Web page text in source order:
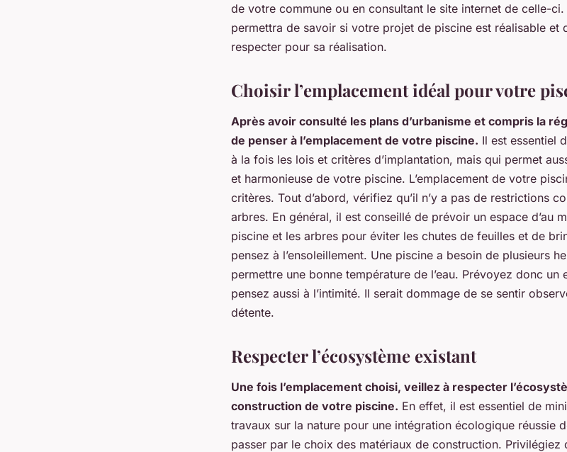
de votre commune ou en consultant le site internet de celle-
permettra de savoir si votre projet de piscine est réalisable et
respecter pour sa réalisation.
Choisir l’emplacement idéal pour votre
Après avoir consulté les plans d’urbanisme et compris la
de penser à l’emplacement de votre piscine. Il est essentiel
à la fois les lois et critères d’implantation, mais qui permet
et harmonieuse de votre piscine. L’emplacement de votre
critères. Tout d’abord, vérifiez qu’il n’y a pas de restrictions
arbres. En général, il est conseillé de prévoir un espace d’au
piscine et les arbres pour éviter les chutes de feuilles et de
pensez à l’ensoleillement. Une piscine a besoin de plusieurs
permettre une bonne température de l’eau. Prévoyez donc un
pensez aussi à l’intimité. Il serait dommage de se sentir
détente.
Respecter l’écosystème existant
Une fois l’emplacement choisi, veillez à respecter
construction de votre piscine. En effet, il est essentiel de
travaux sur la nature pour une intégration écologique réussie
passer par le choix des matériaux de construction. Privilégiez